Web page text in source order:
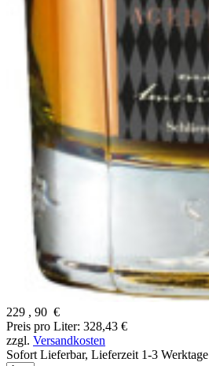
229 , 90 €
Preis pro Liter: 328,43 €
zzgl. Versandkosten
Sofort Lieferbar, Lieferzeit 1-3 Werktage